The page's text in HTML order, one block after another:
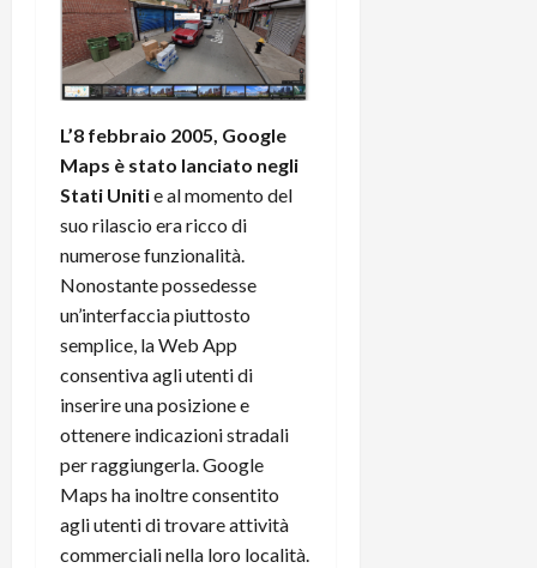
L’8 febbraio 2005, Google
Maps è stato lanciato negli
Stati Unitie al momento del
suo rilascio era ricco di
numerose funzionalità.
Nonostante possedesse
un’interfaccia piuttosto
semplice, la Web App
consentiva agli utenti di
inserire una posizione e
ottenere indicazioni stradali
per raggiungerla. Google
Maps ha inoltre consentito
agli utenti di trovare attività
commerciali nella loro località.